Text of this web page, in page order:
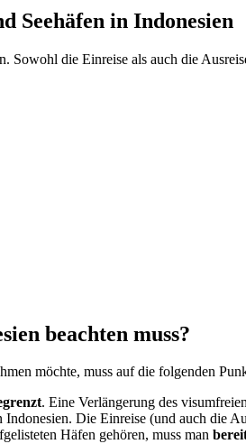
Seehäfen in Indonesien
die Einreise als auch die
beachten muss?
möchte, muss auf die folgenden
. Eine Verlängerung des
Indonesien. Die Einreise (und auch die
Häfen gehören, muss man